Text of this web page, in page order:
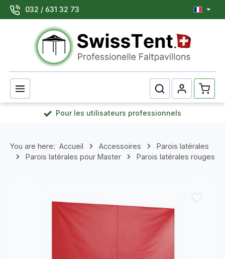
Passer au contenu principal
032 / 631 32 73
Le
Pour les utilisateurs professionnels
You are here: Accueil Accessoires
Parois latérales
Parois latérales pour Master
Parois latérales rouges